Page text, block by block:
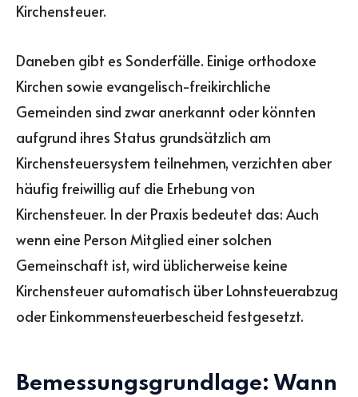
Kirchensteuer.
Daneben gibt es Sonderfälle. Einige orthodoxe
Kirchen sowie evangelisch-freikirchliche
Gemeinden sind zwar anerkannt oder könnten
aufgrund ihres Status grundsätzlich am
Kirchensteuersystem teilnehmen, verzichten aber
häufig freiwillig auf die Erhebung von
Kirchensteuer. In der Praxis bedeutet das: Auch
wenn eine Person Mitglied einer solchen
Gemeinschaft ist, wird üblicherweise keine
Kirchensteuer automatisch über Lohnsteuerabzug
oder Einkommensteuerbescheid festgesetzt.
Bemessungsgrundlage: Wann